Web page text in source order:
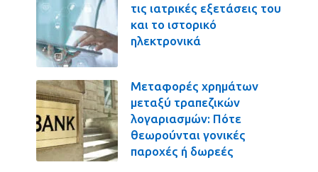
τις ιατρικές εξετάσεις του
και το ιστορικό
ηλεκτρονικά
Μεταφορές χρημάτων
μεταξύ τραπεζικών
λογαριασμών: Πότε
θεωρούνται γονικές
παροχές ή δωρεές